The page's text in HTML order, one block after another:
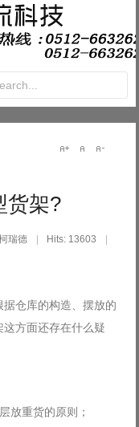
货架?
瑞德
Hits: 13603
仓库的构造、摆放的
这方面还存在什么疑
放重货的原则；